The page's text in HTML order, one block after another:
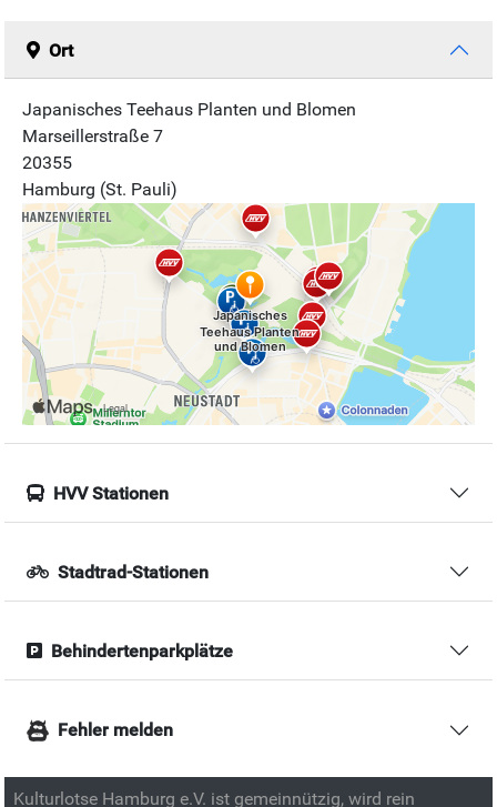
Ort
Japanisches Teehaus Planten und Blomen
Marseillerstraße 7
20355
Hamburg (St. Pauli)
HVV Stationen
Stadtrad-Stationen
Behindertenparkplätze
Fehler melden
Kulturlotse Hamburg e.V. ist gemeinnützig, wird rein